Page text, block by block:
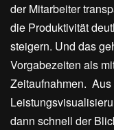
der Mitarbeiter
die Produktivität
steigern. Und das
Vorgabezeiten als
Zeitaufnahmen.
dann schnell der